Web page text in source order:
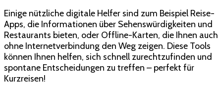
Einige nützliche digitale Helfer sind zum Beispiel Reise-
Apps, die Informationen über Sehenswürdigkeiten und
Restaurants bieten, oder Offline-Karten, die Ihnen auch
ohne Internetverbindung den Weg zeigen. Diese Tools
können Ihnen helfen, sich schnell zurechtzufinden und
spontane Entscheidungen zu treffen – perfekt für
Kurzreisen!